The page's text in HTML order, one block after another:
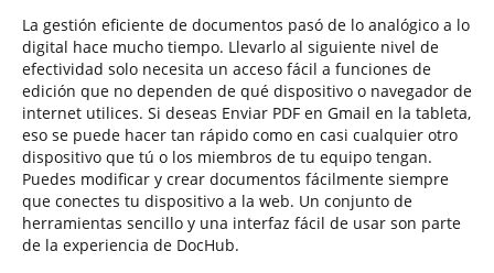
La gestión eficiente de documentos pasó de lo analógico a lo
digital hace mucho tiempo. Llevarlo al siguiente nivel de
efectividad solo necesita un acceso fácil a funciones de
edición que no dependen de qué dispositivo o navegador de
internet utilices. Si deseas Enviar PDF en Gmail en la tableta,
eso se puede hacer tan rápido como en casi cualquier otro
dispositivo que tú o los miembros de tu equipo tengan.
Puedes modificar y crear documentos fácilmente siempre
que conectes tu dispositivo a la web. Un conjunto de
herramientas sencillo y una interfaz fácil de usar son parte
de la experiencia de DocHub.